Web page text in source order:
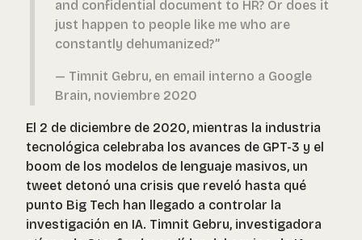
and confidential document to HR? Or does it
just happen to people like me who are
constantly dehumanized?”
— Timnit Gebru, en email interno a Google
Brain, noviembre 2020
El 2 de diciembre de 2020, mientras la industria
tecnológica celebraba los avances de GPT-3 y el
boom de los modelos de lenguaje masivos, un
tweet detonó una crisis que reveló hasta qué
punto Big Tech han llegado a controlar la
investigación en IA. Timnit Gebru, investigadora